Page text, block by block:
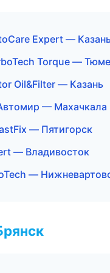
Expert —
Torque —
Oil&Filter — Казань
— Махачкала
— Пятигорск
— Владивосток
—